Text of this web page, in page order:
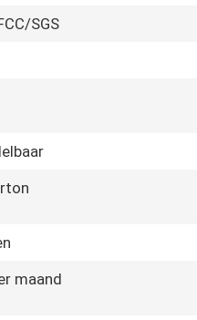
SGS
maand